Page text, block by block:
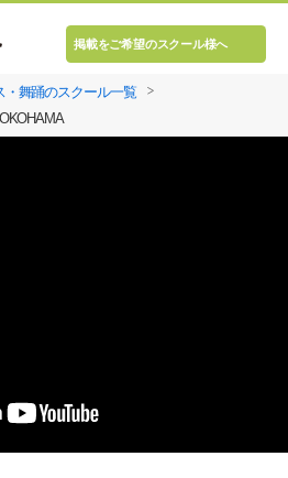
掲載をご希望のスクール様へ
・舞踊のスクール一覧